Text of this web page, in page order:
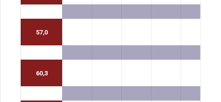
57,0
60,3